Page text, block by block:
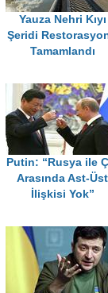
Yauza Nehri Kıyı
Şeridi
Tamamlandı
Putin: “Rusya ile
Arasında Ast-Üst
İlişkisi Yok”